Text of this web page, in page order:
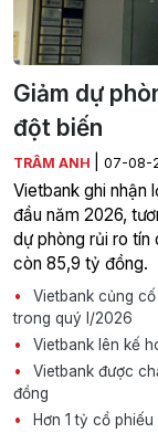
Giảm dự
đột biến
TRÂM ANH 07-08-
Vietbank ghi nhận
đầu năm 2026,
dự phòng rủi ro tín
còn 85,9 tỷ đồng.
Vietbank củng
trong quý I/2026
Vietbank lên kế
Vietbank được
đồng
Hơn 1 tỷ cổ